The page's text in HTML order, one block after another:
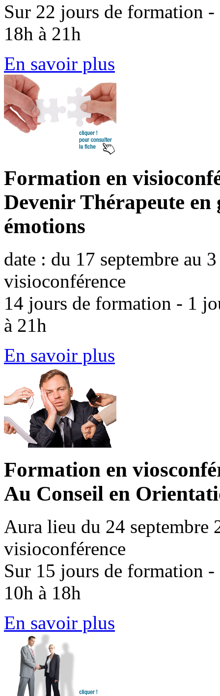
Sur 22 jours de formation -
18h à 21h
En savoir plus
Formation en
Devenir Thérapeute en
émotions
date : du 17 septembre au
visioconférence
14 jours de formation - 1
à 21h
En savoir plus
Formation en
Au Conseil en
Aura lieu du 24 septembre
visioconférence
Sur 15 jours de formation
10h à 18h
En savoir plus